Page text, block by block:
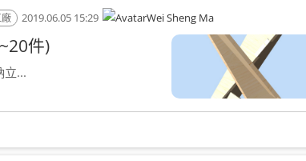
2019.06.05 15:29 Wei Sheng Ma
件)
立...